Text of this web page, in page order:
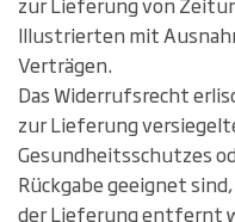
Illustrierten mit
Verträgen.
Das Widerrufsrecht
zur Lieferung
Gesundheitsschutzes
Rückgabe geeignet
der Lieferung entfernt